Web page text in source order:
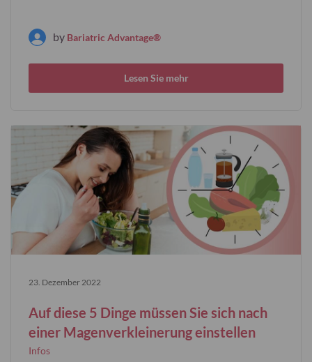
by Bariatric Advantage®
Lesen Sie mehr
23. Dezember 2022
Auf diese 5 Dinge müssen Sie sich nach
einer Magenverkleinerung einstellen
Infos